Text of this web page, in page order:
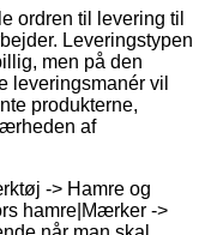
ordren til levering til
Leveringstypen
men på den
leveringsmanér vil
produkterne,
af
-> Hamre og
hamre|Mærker ->